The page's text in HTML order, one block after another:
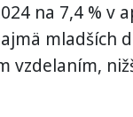
na 7,4 % v
mladších
vzdelaním,